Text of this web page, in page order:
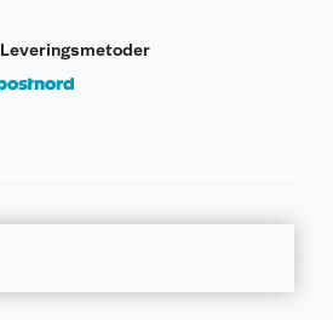
Leveringsmetoder